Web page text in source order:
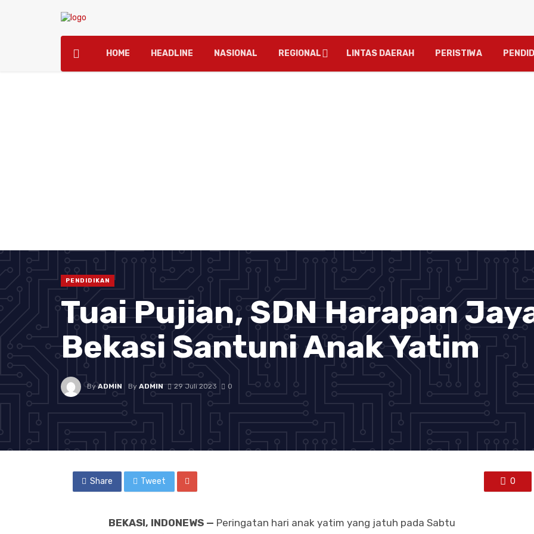
HOME HEADLINE NASIONAL REGIONAL LINTAS DAERAH PERISTIWA
PENDIDIKAN
Tuai Pujian, SDN Harapan
Bekasi Santuni Anak Yatim
ByADMIN ByADMIN 29 Juli 2023 0
Share Tweet 0
BEKASI, INDONEWS — Peringatan hari anak yatim yang jatuh pada Sabtu